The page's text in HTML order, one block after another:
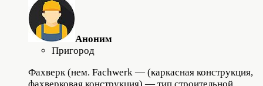
Аноним
Пригород
Фахверк (нем. Fachwerk — (каркасная конструкция,
фахверковая конструкция) — тип строительной